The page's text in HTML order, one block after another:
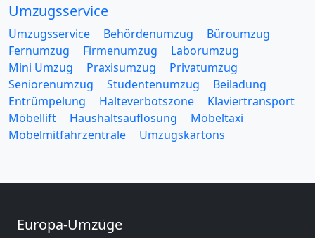
Umzugsservice
Umzugsservice Behördenumzug
Büroumzug
Fernumzug
Firmenumzug
Laborumzug
Mini Umzug
Praxisumzug
Privatumzug
Seniorenumzug
Studentenumzug
Beiladung
Entrümpelung
Halteverbotszone
Klaviertransport
Möbellift
Haushaltsauflösung
Möbeltaxi
Möbelmitfahrzentrale
Umzugskartons
Europa-Umzüge